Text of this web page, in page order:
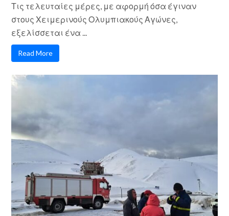
Τις τελευταίες μέρες, με αφορμή όσα έγιναν
στους Χειμερινούς Ολυμπιακούς Αγώνες,
εξελίσσεται ένα ...
Read More